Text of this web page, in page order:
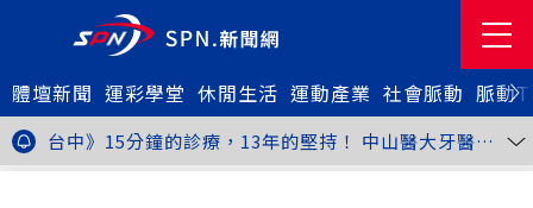
體壇新聞 運彩學堂 休閒生活 運動產業 社會脈動 脈動
金牌搖籃驚傳「球荒」！江啟臣偕運彩公會挺萬和國
中，捐贈 1800 顆羽球助小將 4 月全中運奪金
世足》阿根廷足球巨星梅西父親兼經紀人豪爾赫去世 享
壽68歲
台中》15分鐘的診療，13年的堅持！ 中山醫大牙醫系
跨海義診13年
新北》八里左岸光雕藝術展8月1日登場 七大主題展區